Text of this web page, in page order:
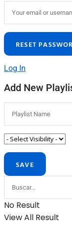
Log In
Add New
No Result
View All Result